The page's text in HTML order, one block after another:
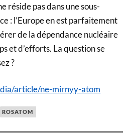
réside pas dans une sous-
: l’Europe en est parfaitement
de la dépendance nucléaire
et d’efforts. La question se
?
article/ne-mirnyy-atom
ROSATOM